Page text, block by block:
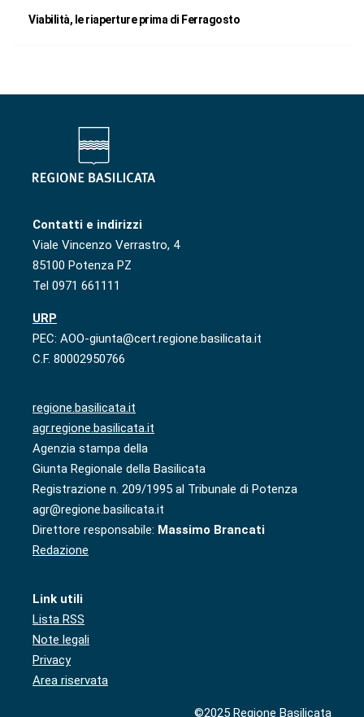
Viabilità, le riaperture prima di Ferragosto
Contatti e indirizzi
Viale Vincenzo Verrastro, 4
85100 Potenza PZ
Tel 0971 661111
URP
PEC: AOO-giunta@cert.regione.basilicata.it
C.F. 80002950766
regione.basilicata.it
agr.regione.basilicata.it
Agenzia stampa della
Giunta Regionale della Basilicata
Registrazione n. 209/1995 al Tribunale di Potenza
agr@regione.basilicata.it
Direttore responsabile: Massimo Brancati
Redazione
Link utili
Lista RSS
Note legali
Privacy
Area riservata
©2025 Regione Basilicata